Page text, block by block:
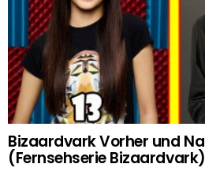
Bizaardvark Vorher und
(Fernsehserie Bizaardvark)